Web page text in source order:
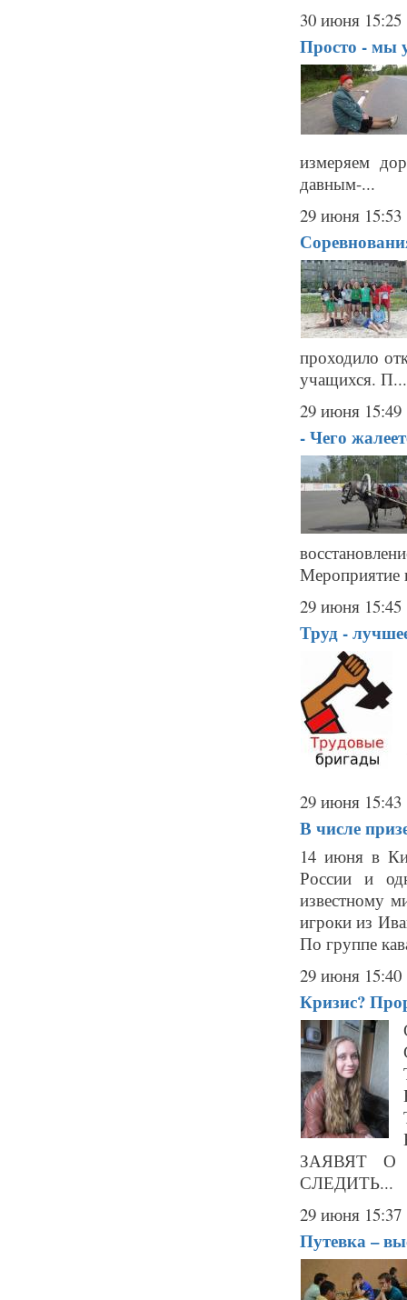
30 июня 15:25
Просто - мы
измеряем
давным-...
29 июня 15:53
проходило
учащихся. П...
29 июня 15:49
- Чего
Мероприятие
29 июня 15:45
Труд -
29 июня 15:43
В числе
14 июня в
России и
известному
игроки из
По группе
29 июня 15:40
Кризис?
ЗАЯВЯТ
СЛЕДИТЬ...
29 июня 15:37
Путевка –